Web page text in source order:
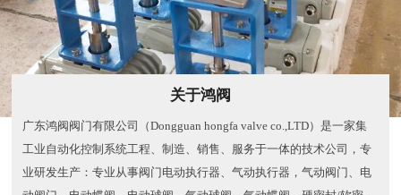
关于鸿阀
广东鸿阀阀门有限公司（Dongguan hongfa valve co.,LTD）是一家集
工业自动化控制系统工程、制造、销售、服务于一体的技术公司，专
业研发生产：专业从事阀门电动执行器、气动执行器，气动阀门、电